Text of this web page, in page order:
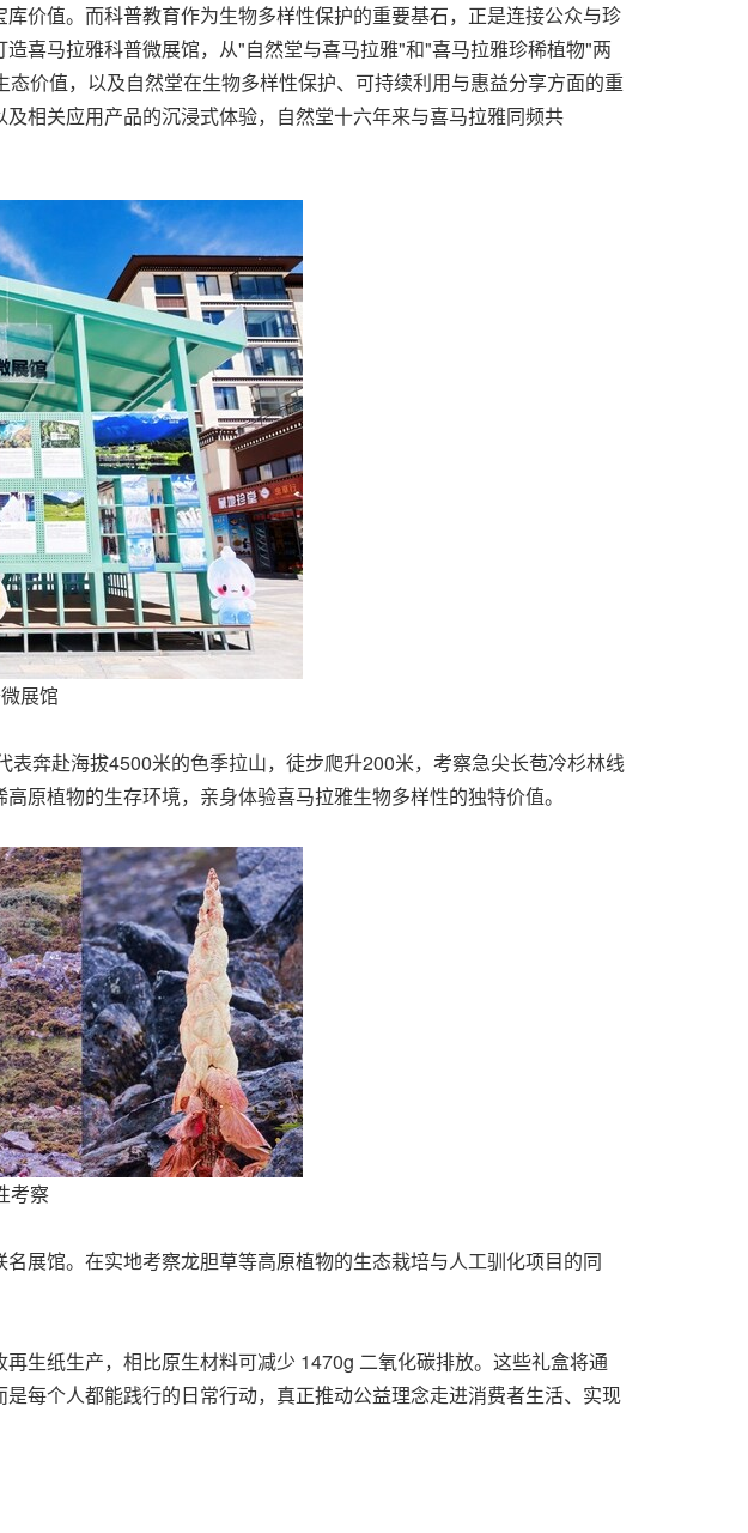
价值。而科普教育作为生物多样性保护的重要基石，正是连接公众与珍
喜马拉雅科普微展馆，从"自然堂与喜马拉雅"和"喜马拉雅珍稀植物"两
价值，以及自然堂在生物多样性保护、可持续利用与惠益分享方面的重
相关应用产品的沉浸式体验，自然堂十六年来与喜马拉雅同频共
展馆
奔赴海拔4500米的色季拉山，徒步爬升200米，考察急尖长苞冷杉林线
原植物的生存环境，亲身体验喜马拉雅生物多样性的独特价值。
考察
展馆。在实地考察龙胆草等高原植物的生态栽培与人工驯化项目的同
生纸生产，相比原生材料可减少 1470g 二氧化碳排放。这些礼盒将通
每个人都能践行的日常行动，真正推动公益理念走进消费者生活、实现